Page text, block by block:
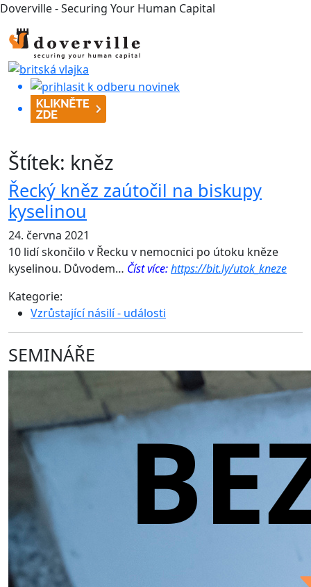
Doverville - Securing Your Human Capital
Štítek: kněz
Řecký kněz zaútočil na biskupy
kyselinou
24. června 2021
10 lidí skončilo v Řecku v nemocnici po útoku kněze
kyselinou. Důvodem… Číst více:https://bit.ly/utok_kneze
Kategorie:
Vzrůstající násilí - události
SEMINÁŘE